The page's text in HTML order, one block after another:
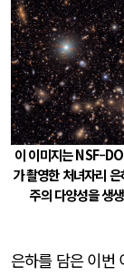
이 이미지는NSF–
가 촬영한 처녀자리
주의 다양성을 생
은하를 담은 이번